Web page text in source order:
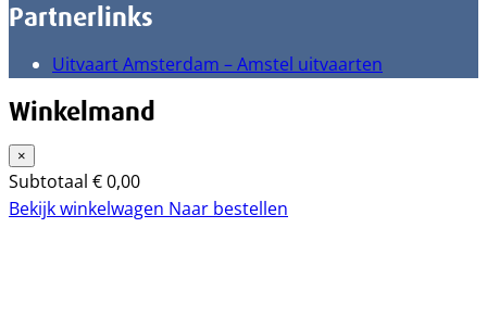
Partnerlinks
Uitvaart Amsterdam – Amstel uitvaarten
Winkelmand
×
Subtotaal €0,00
Bekijk winkelwagen Naar bestellen